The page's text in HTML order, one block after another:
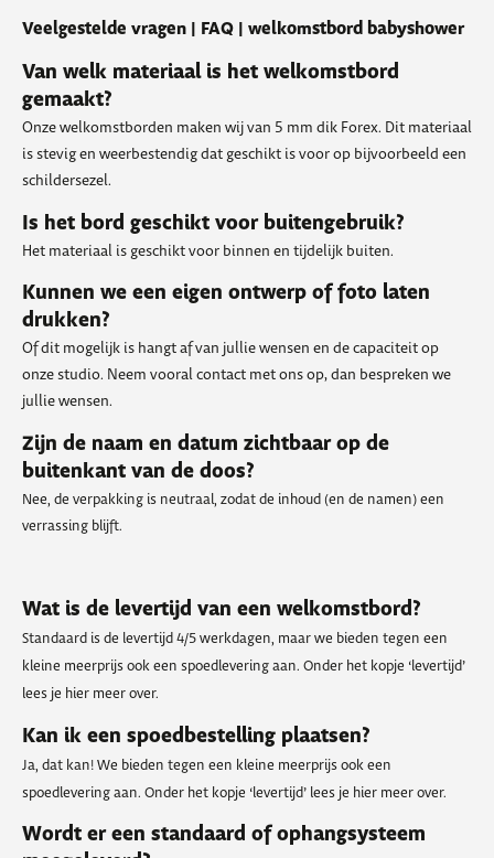
Veelgestelde vragen | FAQ | welkomstbord babyshower
Van welk materiaal is het welkomstbord
gemaakt?
Onze welkomstborden maken wij van 5 mm dik Forex. Dit materiaal
is stevig en weerbestendig dat geschikt is voor op bijvoorbeeld een
schildersezel.
Is het bord geschikt voor buitengebruik?
Het materiaal is geschikt voor binnen en tijdelijk buiten.
Kunnen we een eigen ontwerp of foto laten
drukken?
Of dit mogelijk is hangt af van jullie wensen en de capaciteit op
onze studio. Neem vooral contact met ons op, dan bespreken we
jullie wensen.
Zijn de naam en datum zichtbaar op de
buitenkant van de doos?
Nee, de verpakking is neutraal, zodat de inhoud (en de namen) een
verrassing blijft.
Wat is de levertijd van een welkomstbord?
Standaard is de levertijd 4/5 werkdagen, maar we bieden tegen een
kleine meerprijs ook een spoedlevering aan. Onder het kopje ‘levertijd’
lees je hier meer over.
Kan ik een spoedbestelling plaatsen?
Ja, dat kan! We bieden tegen een kleine meerprijs ook een
spoedlevering aan. Onder het kopje ‘levertijd’ lees je hier meer over.
Wordt er een standaard of ophangsysteem